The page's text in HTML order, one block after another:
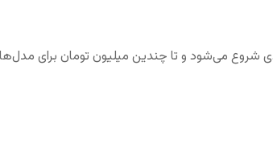
اقتصادی شروع می‌شود و تا چندین میلیون تومان برای